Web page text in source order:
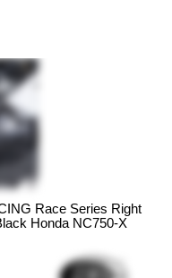
Race Series Right
Honda NC750-X